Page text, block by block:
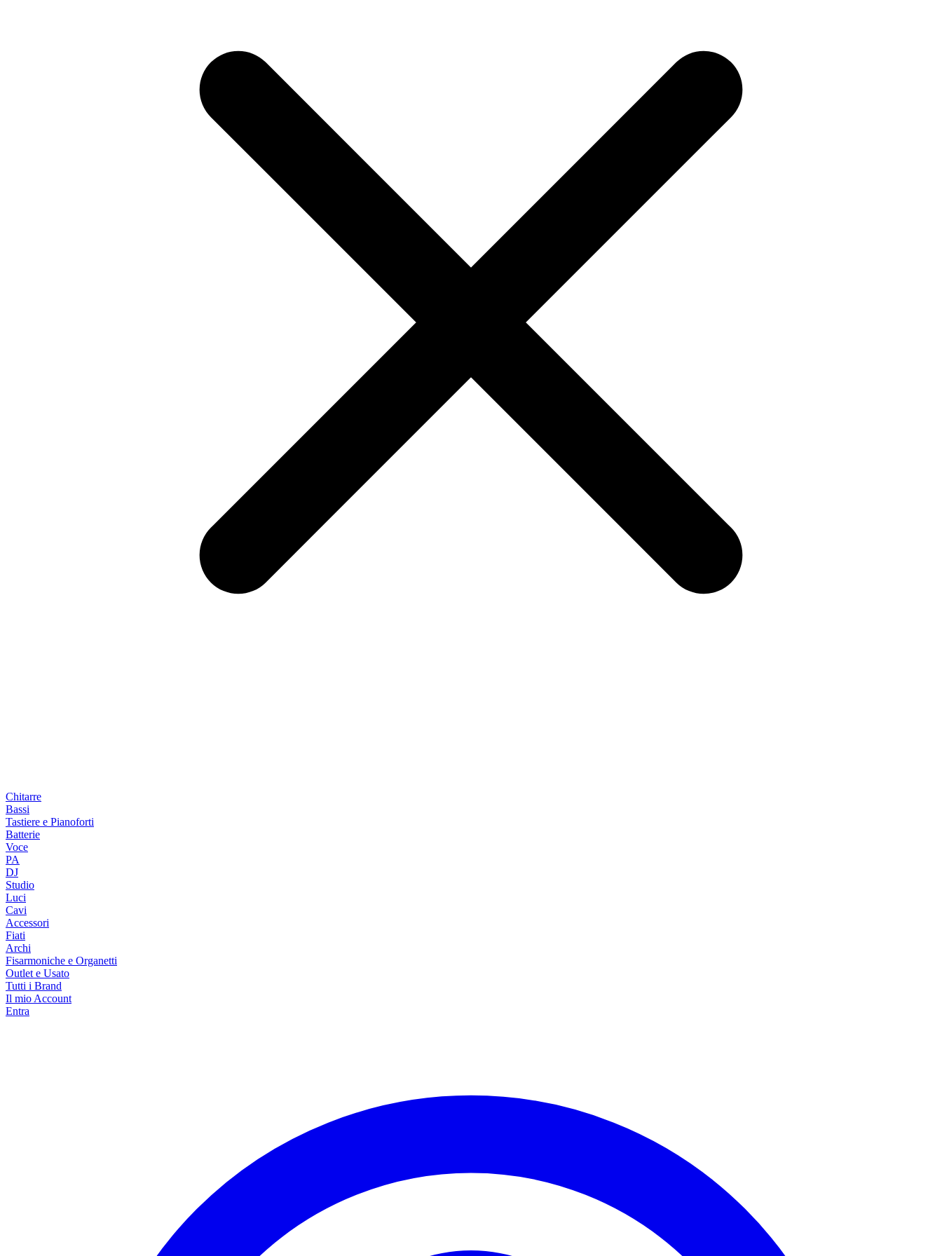
Chitarre
Bassi
Tastiere e Pianoforti
Batterie
Voce
PA
DJ
Studio
Luci
Cavi
Accessori
Fiati
Archi
Fisarmoniche e Organetti
Outlet e Usato
Tutti i Brand
Il mio Account
Entra